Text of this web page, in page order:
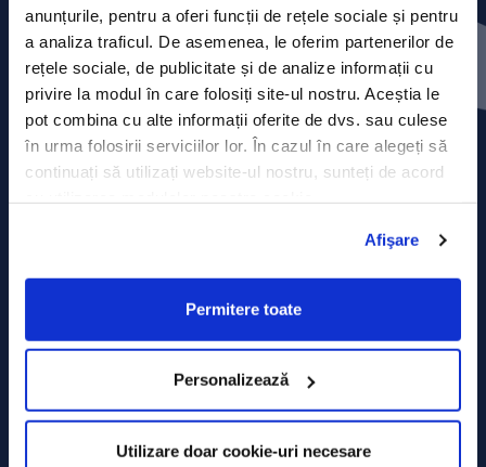
anunțurile, pentru a oferi funcții de rețele sociale și pentru
a analiza traficul. De asemenea, le oferim partenerilor de
rețele sociale, de publicitate și de analize informații cu
privire la modul în care folosiți site-ul nostru. Aceștia le
pot combina cu alte informații oferite de dvs. sau culese
în urma folosirii serviciilor lor. În cazul în care alegeți să
continuați să utilizați website-ul nostru, sunteți de acord
Afişare
Permitere toate
Personalizează
Utilizare doar cookie-uri necesare
Contact
Comunicate de presă
Politica de confidențialitate
Politica de prelucrare a datelor
Declarația Cookie